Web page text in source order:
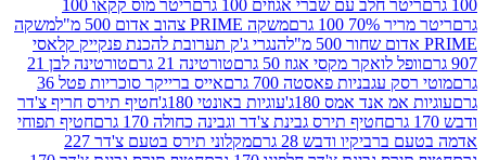
חלב עם שברי אגוזים 100 גרם
ריטר מוס קקאו 100
100 גרם
משקה PRIME צהוב אדום 500 מ"ל
משקה
הנגרי ג'ק תערובת להכנת פנקייק קלאסי
לואקר מקסי אגוז 50 גרם
טורטינה 21 גרם
טורטינה לבן 21
עגבניות פאסטה 700 גרם
אייס ברייקר סוכריות פטל 36
אנד אמס 180ג'
עוגיות באונטי 180ג'
חטיף תירס חריף צ'דר
חטיף תירס גבינת צ'דר וגבינה כחולה 170 גרם
חטיף תפוחי
ודבש 28 גרם
מקלוני תירס בטעם צ'דר 227